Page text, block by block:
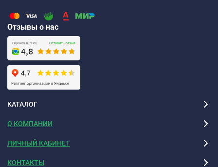
Отзывы о нас
КАТАЛОГ
О КОМПАНИИ
ЛИЧНЫЙ КАБИНЕТ
КОНТАКТЫ